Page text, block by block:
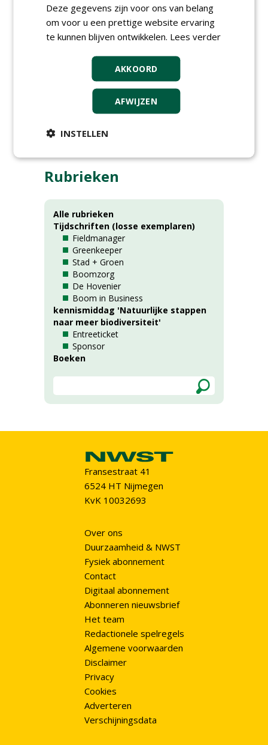
Deze editie ligt vanaf vandaag op de mat
en is aankomende tijd online te lezen via
onze website en nieuwsbrief. Niks meer
missen? Schrijf je gratis in voor onze
Stad+Groen
2026
Nummer:
Rubrieken
Alle rubrieken
Tijdschriften (losse exemplaren)
Fieldmanager
Greenkeeper
Stad + Groen
Boomzorg
De Hovenier
Boom in Business
kennismiddag 'Natuurlijke stappen
naar meer biodiversiteit'
Entreeticket
Sponsor
Boeken
Fransestraat 41
6524 HT Nijmegen
KvK 10032693
Over ons
Duurzaamheid & NWST
Fysiek abonnement
Contact
Digitaal abonnement
Abonneren nieuwsbrief
Het team
Redactionele spelregels
Algemene voorwaarden
Disclaimer
Privacy
Cookies
Adverteren
Verschijningsdata
Deze gegevens zijn voor ons van belang
om voor u een prettige website ervaring
te kunnen blijven ontwikkelen. Lees verder
AKKOORD
AFWIJZEN
INSTELLEN